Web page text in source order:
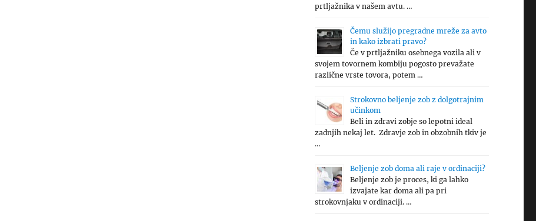
prtljažnika v našem avtu. …
Čemu služijo pregradne mreže za avto
in kako izbrati pravo?
Če v prtljažniku osebnega vozila ali v
svojem tovornem kombiju pogosto prevažate
različne vrste tovora, potem …
Strokovno beljenje zob z dolgotrajnim
učinkom
Beli in zdravi zobje so lepotni ideal
zadnjih nekaj let. Zdravje zob in obzobnih tkiv je
…
Beljenje zob doma ali raje v ordinaciji?
Beljenje zob je proces, ki ga lahko
izvajate kar doma ali pa pri
strokovnjaku v ordinaciji. …